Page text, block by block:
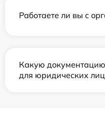
Работаете ли вы с
Какую
для юридических